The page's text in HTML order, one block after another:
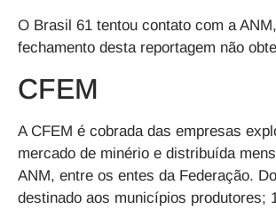
O Brasil 61 tentou contato com a
fechamento desta reportagem não
CFEM
A CFEM é cobrada das empresas
mercado de minério e distribuída
ANM, entre os entes da Federação.
destinado aos municípios produtores;